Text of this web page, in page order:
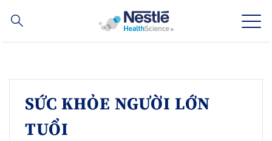
dung
tìm
kiếm
Thương hiệu
SỨC KHỎE NGƯỜI LỚN
TUỔI